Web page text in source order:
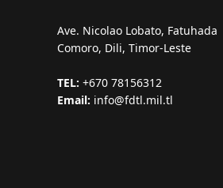
Ave. Nicolao Lobato, Fatuhada
Comoro, Dili, Timor-Leste
TEL: +670 78156312
Email: info@fdtl.mil.tl